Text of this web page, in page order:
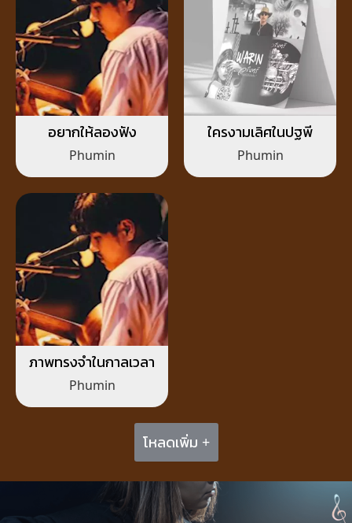
อยากให้ลองฟัง
Phumin
ใครงามเลิศในปฐพี
Phumin
ภาพทรงจำในกาลเวลา
Phumin
โหลดเพิ่ม +